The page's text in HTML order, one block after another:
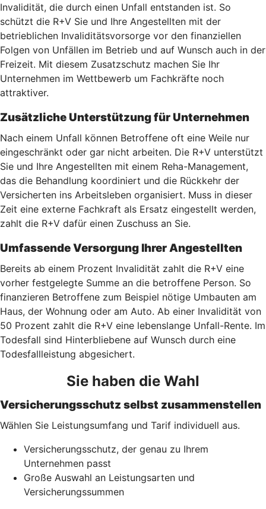
Invalidität, die durch einen Unfall entstanden ist. So
schützt die R+V Sie und Ihre Angestellten mit der
betrieblichen Invaliditätsvorsorge vor den finanziellen
Folgen von Unfällen im Betrieb und auf Wunsch auch in der
Freizeit. Mit diesem Zusatzschutz machen Sie Ihr
Unternehmen im Wettbewerb um Fachkräfte noch
attraktiver.
Zusätzliche Unterstützung für Unternehmen
Nach einem Unfall können Betroffene oft eine Weile nur
eingeschränkt oder gar nicht arbeiten. Die R+V unterstützt
Sie und Ihre Angestellten mit einem Reha-Management,
das die Behandlung koordiniert und die Rückkehr der
Versicherten ins Arbeitsleben organisiert. Muss in dieser
Zeit eine externe Fachkraft als Ersatz eingestellt werden,
zahlt die R+V dafür einen Zuschuss an Sie.
Umfassende Versorgung Ihrer Angestellten
Bereits ab einem Prozent Invalidität zahlt die R+V eine
vorher festgelegte Summe an die betroffene Person. So
finanzieren Betroffene zum Beispiel nötige Umbauten am
Haus, der Wohnung oder am Auto. Ab einer Invalidität von
50 Prozent zahlt die R+V eine lebenslange Unfall-Rente. Im
Todesfall sind Hinterbliebene auf Wunsch durch eine
Todesfallleistung abgesichert.
Sie haben die Wahl
Versicherungsschutz selbst zusammenstellen
Wählen Sie Leistungsumfang und Tarif individuell aus.
Versicherungsschutz, der genau zu Ihrem
Unternehmen passt
Große Auswahl an Leistungsarten und
Versicherungssummen